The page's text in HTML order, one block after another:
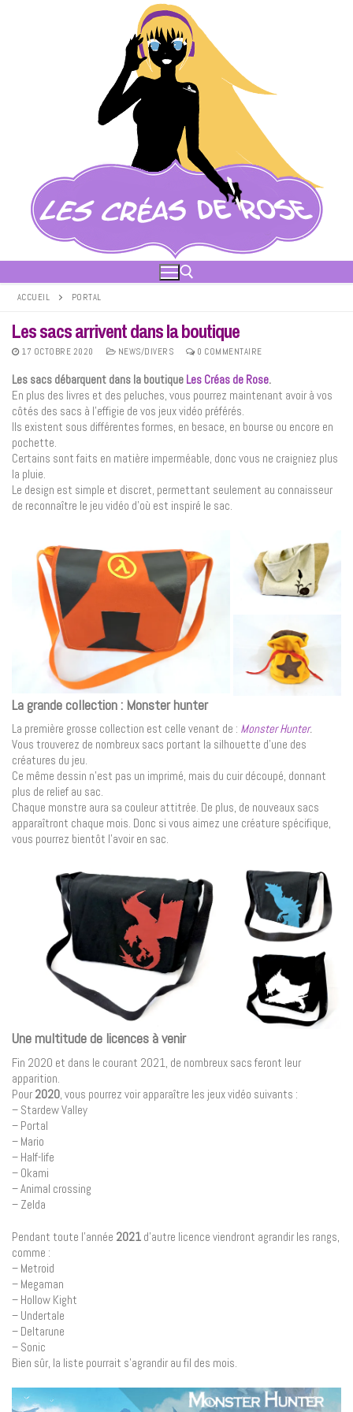
Rechercher :
ACCUEIL PORTAL
Les sacs arrivent dans la boutique
17 OCTOBRE 2020 NEWS/DIVERS 0 COMMENTAIRE
Les sacs débarquent dans la boutique Les Créas de Rose.
En plus des livres et des peluches, vous pourrez maintenant avoir à vos
côtés des sacs à l’effigie de vos jeux vidéo préférés.
Ils existent sous différentes formes, en besace, en bourse ou encore en
pochette.
Certains sont faits en matière imperméable, donc vous ne craigniez plus
la pluie.
Le design est simple et discret, permettant seulement au connaisseur
de reconnaître le jeu vidéo d’où est inspiré le sac.
La grande collection : Monster hunter
La première grosse collection est celle venant de : Monster Hunter.
Vous trouverez de nombreux sacs portant la silhouette d’une des
créatures du jeu.
Ce même dessin n’est pas un imprimé, mais du cuir découpé, donnant
plus de relief au sac.
Chaque monstre aura sa couleur attitrée. De plus, de nouveaux sacs
apparaîtront chaque mois. Donc si vous aimez une créature spécifique,
vous pourrez bientôt l’avoir en sac.
Une multitude de licences à venir
Fin 2020 et dans le courant 2021, de nombreux sacs feront leur
apparition.
Pour 2020, vous pourrez voir apparaître les jeux vidéo suivants :
– Stardew Valley
– Portal
– Mario
– Half-life
– Okami
– Animal crossing
– Zelda
Pendant toute l’année 2021 d’autre licence viendront agrandir les rangs,
comme :
– Metroid
– Megaman
– Hollow Kight
– Undertale
– Deltarune
– Sonic
Bien sûr, la liste pourrait s’agrandir au fil des mois.